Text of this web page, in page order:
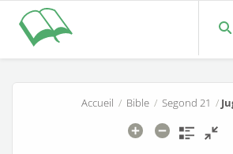
Accueil / Bible /Segond 21 /